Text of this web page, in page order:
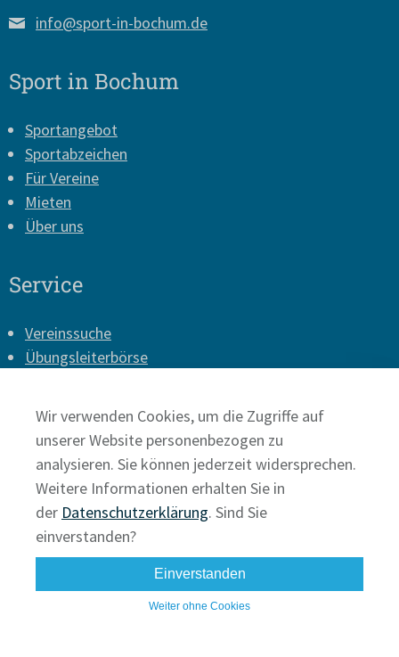
info@sport-in-bochum.de
Sport in Bochum
Sportangebot
Sportabzeichen
Für Vereine
Mieten
Über uns
Service
Vereinssuche
Übungsleiterbörse
Presse
Datenschutz
Wir verwenden Cookies, um die Zugriffe auf
unserer Website personenbezogen zu
analysieren. Sie können jederzeit widersprechen.
Weitere Informationen erhalten Sie in
der Datenschutzerklärung. Sind Sie
einverstanden?
Einverstanden
Weiter ohne Cookies